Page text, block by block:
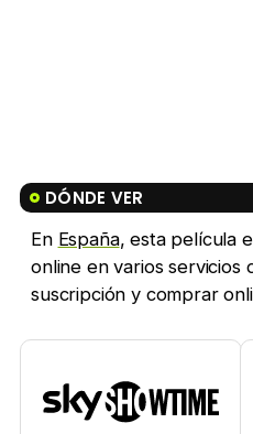
DÓNDE VER
En España, esta película
online en varios servicios
suscripción y comprar